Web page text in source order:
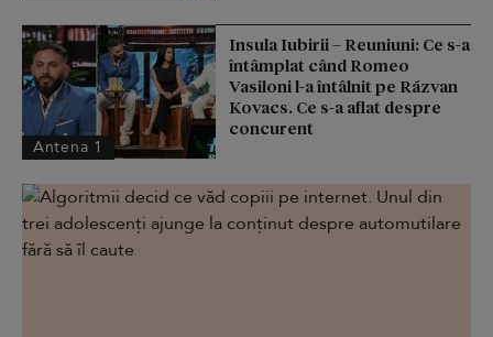
Antena 1
Insula Iubirii – Reuniuni: Ce s-a
întâmplat când Romeo
Vasiloni l-a întâlnit pe Răzvan
Kovacs. Ce s-a aflat despre
concurent